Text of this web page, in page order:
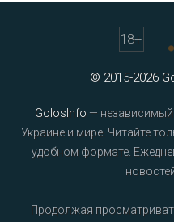
18+
© 2015-2026
GolosInfo — независимый
Украине и мире. Читайте
удобном формате.
Продолжая